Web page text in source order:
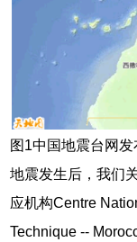
图1中国地震台网
地震发生后，我们
应机构Centre
Technique --